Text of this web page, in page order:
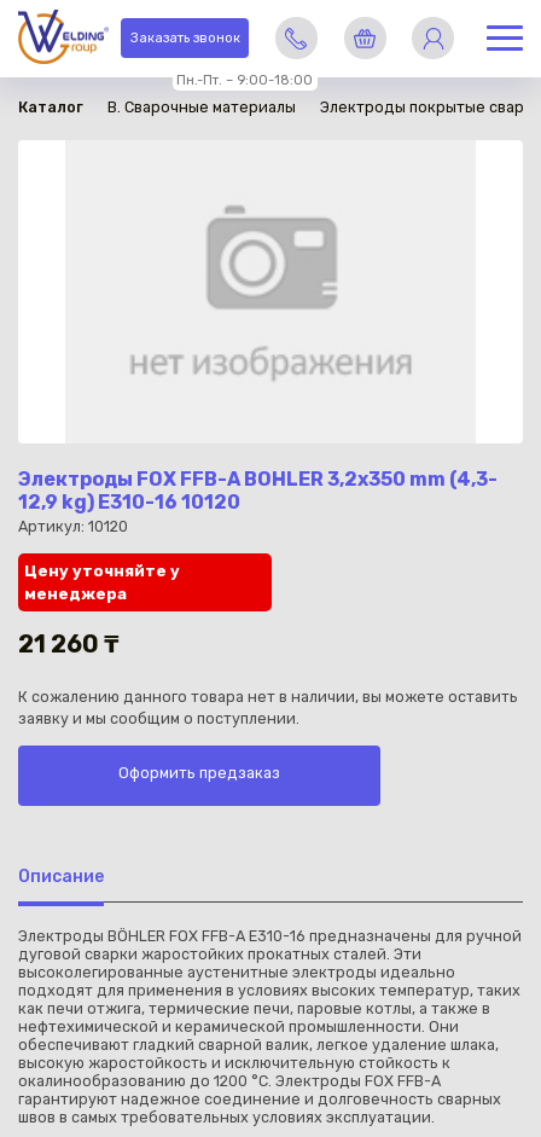
Заказать звонок
Пн.-Пт. – 9:00-18:00
Каз
Каталог B. Сварочные материалы Электроды покрытые
Электроды FOX FFB-A BOHLER 3,2x350 mm (4,3-
12,9 kg) E310-16 10120
Артикул: 10120
в наличии
Цену уточняйте у
менеджера
21 260 ₸
К сожалению данного товара нет в наличии, вы можете оставить
заявку и мы сообщим о поступлении.
Оформить предзаказ
Описание
Электроды BÖHLER FOX FFB-A E310-16 предназначены для ручной
дуговой сварки жаростойких прокатных сталей. Эти
высоколегированные аустенитные электроды идеально
подходят для применения в условиях высоких температур, таких
как печи отжига, термические печи, паровые котлы, а также в
нефтехимической и керамической промышленности. Они
обеспечивают гладкий сварной валик, легкое удаление шлака,
высокую жаростойкость и исключительную стойкость к
окалинообразованию до 1200 °C. Электроды FOX FFB-A
гарантируют надежное соединение и долговечность сварных
швов в самых требовательных условиях эксплуатации.